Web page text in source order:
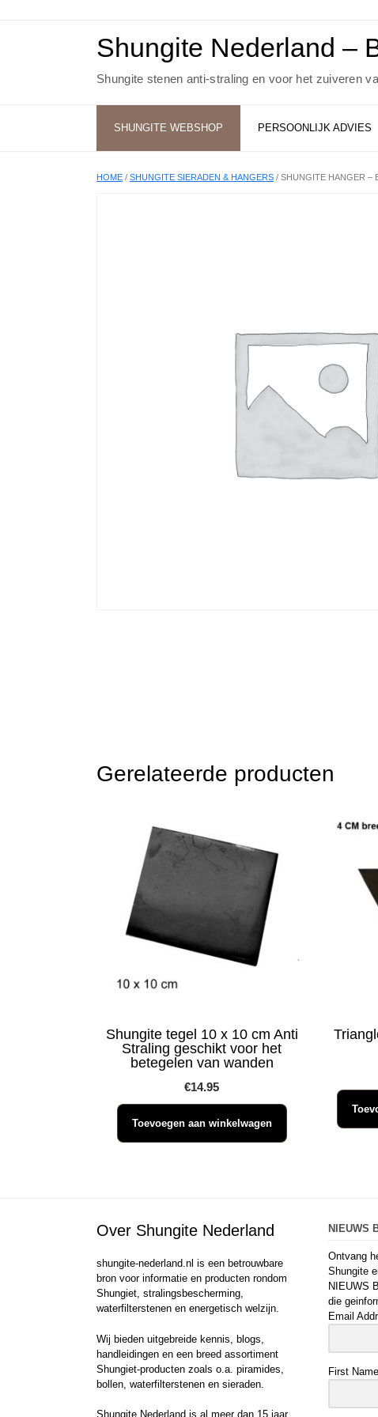
Shungite Nederland –
Shungite stenen anti-straling en voor het zuiveren
SHUNGITE WEBSHOP PERSOONLIJK ADVIES
HOME / SHUNGITE SIERADEN & HANGERS / SHUNGITE HANGER –
Gerelateerde producten
Shungite tegel 10 x 10 cm Anti
Straling geschikt voor het
betegelen van wanden
€14.95
Toevoegen aan winkelwagen
Over Shungite Nederland
shungite-nederland.nl is een betrouwbare
bron voor informatie en producten rondom
Shungiet, stralingsbescherming,
waterfilterstenen en energetisch welzijn.
Wij bieden uitgebreide kennis, blogs,
handleidingen en een breed assortiment
Shungiet-producten zoals o.a. piramides,
bollen, waterfilterstenen en sieraden.
Shungite Nederland is al meer dan 15 jaar
NIEUWS
Ontvang
Shungite
NIEUWS
die
Email
First Name